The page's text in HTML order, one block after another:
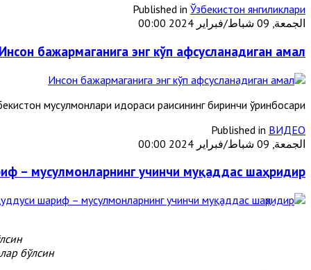
Published in Ўзбекистон янгиликлари
الجمعة, 09 شباط/فبراير 2024 00:00
бажармаганига энг кўп афсусланадиган амал
мусулмонлари идораси раисининг биринчи ўринбосари
Published in ВИДЕО
الجمعة, 09 شباط/فبراير 2024 00:00
– мусулмонларнинг учинчи муқаддас шаҳридир
бўлсин.